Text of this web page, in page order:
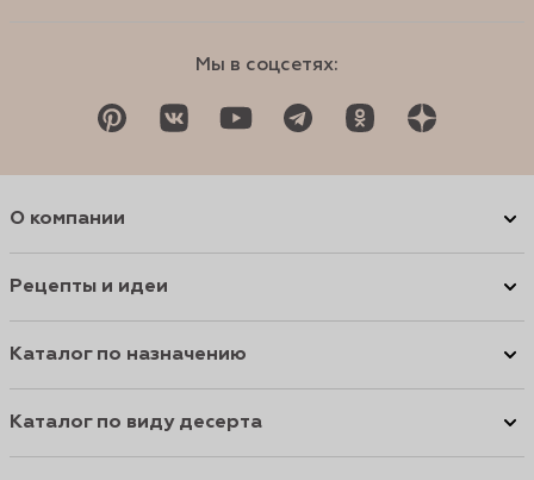
Мы в соцсетях:
О компании
Рецепты и идеи
Каталог по назначению
Каталог по виду десерта